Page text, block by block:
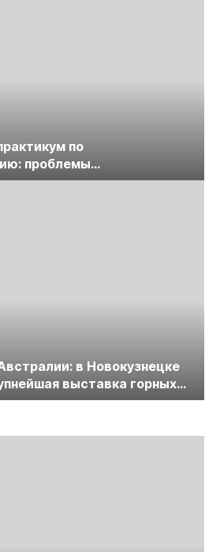
по
проблемы
цифровизации, экспертизы
в Новокузнецке
выставка горных
России. Уголь России и